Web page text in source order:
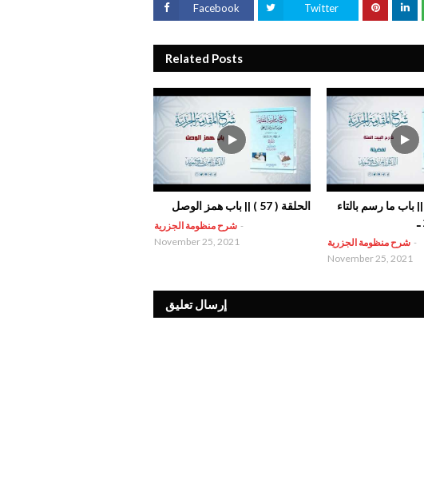
Facebook Twitter
Related Posts
الحلقة ( 57 ) || باب همز الوصل
شرح منظومة الجزرية -
November 25, 2021
( 56 ) || باب ما رسم بالتاء
شرح منظومة الجزرية -
November 25, 2021
إرسال تعليق